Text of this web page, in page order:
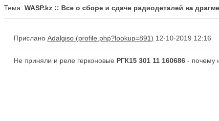
Тема: WASP.kz :: Все о сборе и сдаче радиодеталей на
Прислано Adalgiso 12-10-2019 12:16
Не приняли и реле герконовые РГК15 301 11 160686 - почему